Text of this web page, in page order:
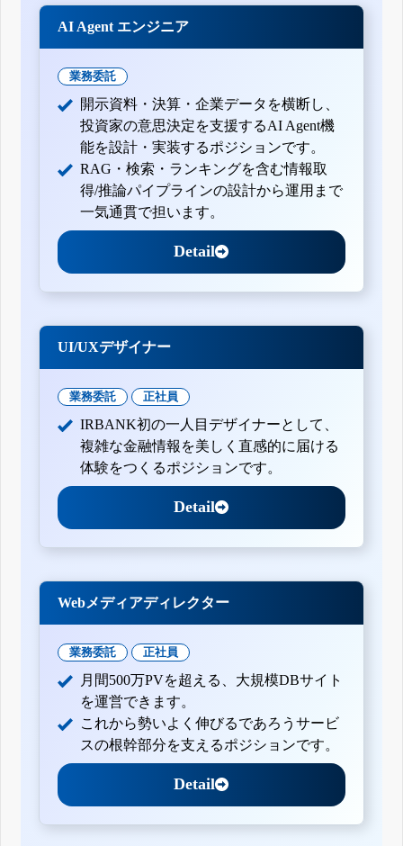
AI Agent エンジニア
業務委託
開示資料・決算・企業データを横断し、
投資家の意思決定を支援するAI Agent機
能を設計・実装するポジションです。
RAG・検索・ランキングを含む情報取
得/推論パイプラインの設計から運用まで
一気通貫で担います。
Detail
UI/UXデザイナー
業務委託 正社員
IRBANK初の一人目デザイナーとして、
複雑な金融情報を美しく直感的に届ける
体験をつくるポジションです。
Detail
Webメディアディレクター
業務委託 正社員
月間500万PVを超える、大規模DBサイト
を運営できます。
これから勢いよく伸びるであろうサービ
スの根幹部分を支えるポジションです。
Detail